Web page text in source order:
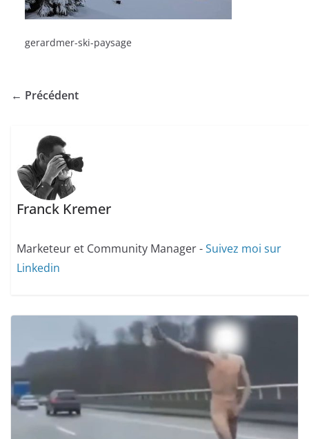
gerardmer-ski-paysage
← Précédent
Franck Kremer
Marketeur et Community Manager -Suivez moi sur
Linkedin